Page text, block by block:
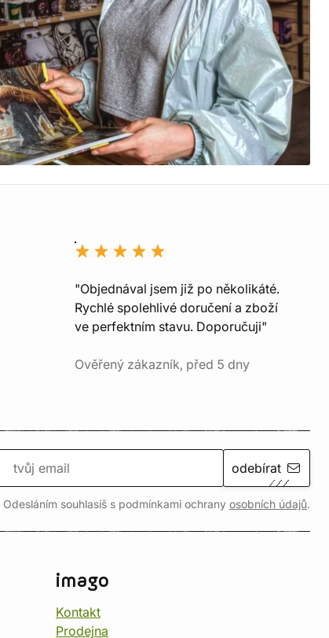
"Objednával jsem již po několikáté.
Rychlé spolehlivé doručení a zboží
ve perfektním stavu. Doporučuji"
Ověřený zákazník, před 5 dny
odebírat
Odesláním souhlasíš s podmínkami ochrany osobních údajů.
imago
Kontakt
Prodejna